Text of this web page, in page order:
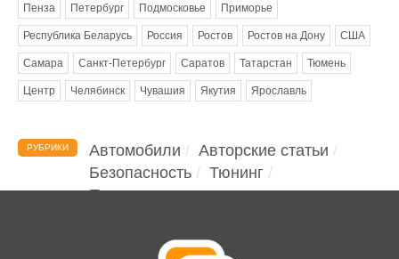
Пенза Петербург Подмосковье Приморье
Республика Беларусь Россия Ростов Ростов на Дону США
Самара Санкт-Петербург Саратов Татарстан Тюмень
Центр Челябинск Чувашия Якутия Ярославль
РУБРИКИ Автомобили
Авторские статьи
Безопасность
Тюнинг
Помощь водителю